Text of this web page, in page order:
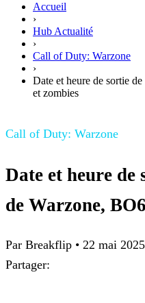
Accueil
›
Hub Actualité
›
Call of Duty: Warzone
›
Date et heure de sortie
et zombies
Call of Duty: Warzone
Date et heure de
de Warzone,
Par Breakflip • 22 mai 2025
Partager: